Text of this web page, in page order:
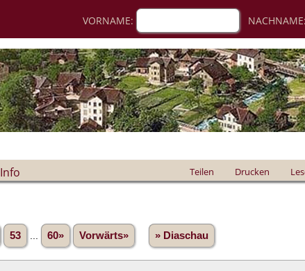
VORNAME: NACHNAME:
Info Teilen Drucken
53 60» Vorwärts» » Diaschau